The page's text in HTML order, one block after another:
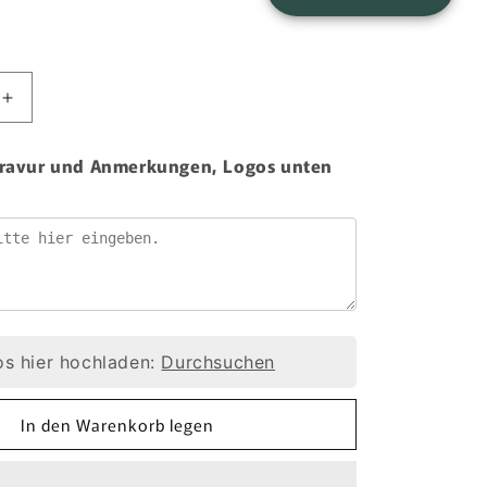
Erhöhe
die
für
Nirosta
Edelstahl
Spule
kg
und Anmerkungen, Logos unten
hier hochladen: Durchsuchen
In den Warenkorb legen